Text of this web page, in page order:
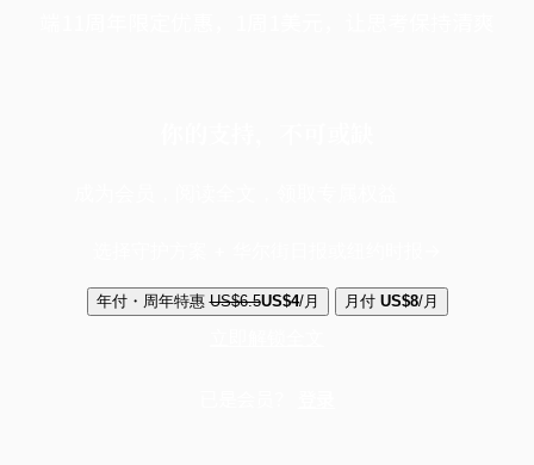
年付・周年特惠 US$6.5US$4/月 月付 US$8/月